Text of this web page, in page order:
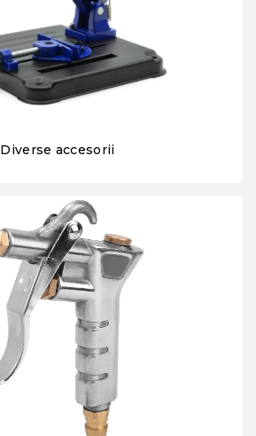
Diverse accesorii